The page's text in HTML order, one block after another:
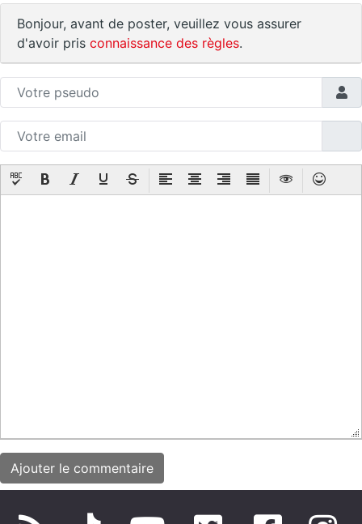
Bonjour, avant de poster, veuillez vous assurer
d'avoir pris connaissance des règles.